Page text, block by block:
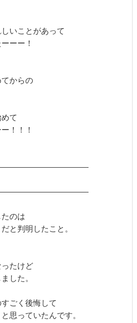
いことがあって
ーー！
からの
て
！！！
のは
と判明したこと。
たけど
した。
ごく後悔して
思っていたんです。